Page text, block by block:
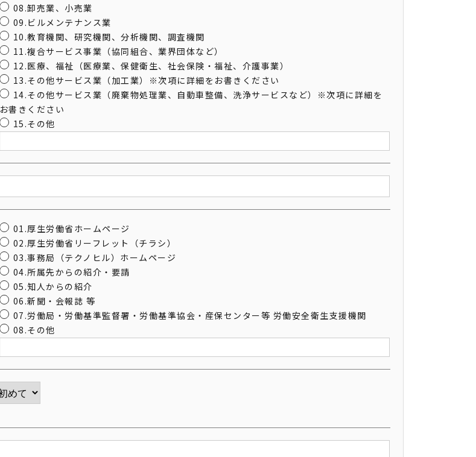
08.卸売業、小売業
09.ビルメンテナンス業
10.教育機関、研究機関、分析機関、調査機関
11.複合サービス事業（協同組合、業界団体など）
12.医療、福祉（医療業、保健衛生、社会保険・福祉、介護事業）
13.その他サービス業（加工業）※次項に詳細をお書きください
14.その他サービス業（廃棄物処理業、自動車整備、洗浄サービスなど）※次項に詳細を
お書きください
15.その他
01.厚生労働省ホームページ
02.厚生労働省リーフレット（チラシ）
03.事務局（テクノヒル）ホームページ
04.所属先からの紹介・要請
05.知人からの紹介
06.新聞・会報誌 等
07.労働局・労働基準監督署・労働基準協会・産保センター等 労働安全衛生支援機関
08.その他